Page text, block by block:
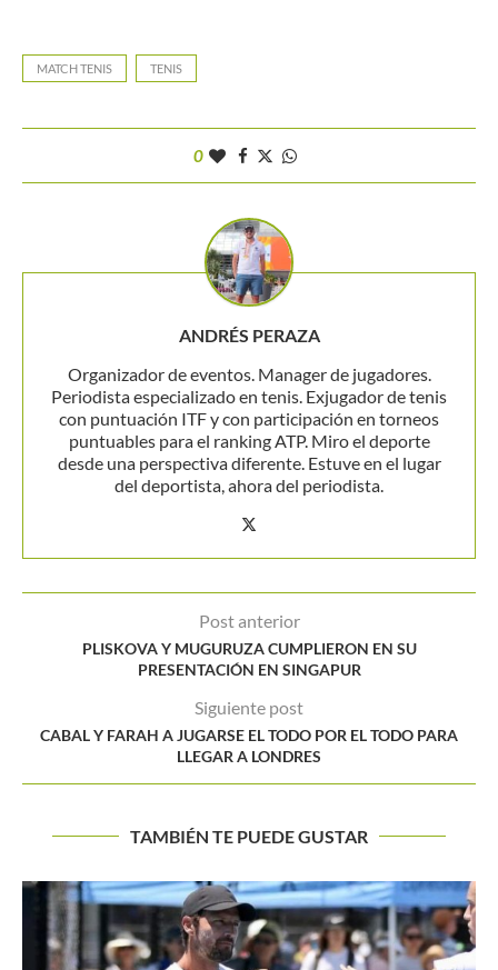
MATCH TENIS TENIS
0
ANDRÉS PERAZA
Organizador de eventos. Manager de jugadores.
Periodista especializado en tenis. Exjugador de tenis
con puntuación ITF y con participación en torneos
puntuables para el ranking ATP. Miro el deporte
desde una perspectiva diferente. Estuve en el lugar
del deportista, ahora del periodista.
Post anterior
PLISKOVA Y MUGURUZA CUMPLIERON EN SU
PRESENTACIÓN EN SINGAPUR
Siguiente post
CABAL Y FARAH A JUGARSE EL TODO POR EL TODO PARA
LLEGAR A LONDRES
TAMBIÉN TE PUEDE GUSTAR
Federer: “Deberé ajustar mi juego contra Bautista»